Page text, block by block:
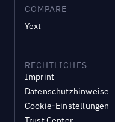
COMPARE
Yext
RECHTLICHES
Imprint
Datenschutzhinweise
Cookie-Einstellungen